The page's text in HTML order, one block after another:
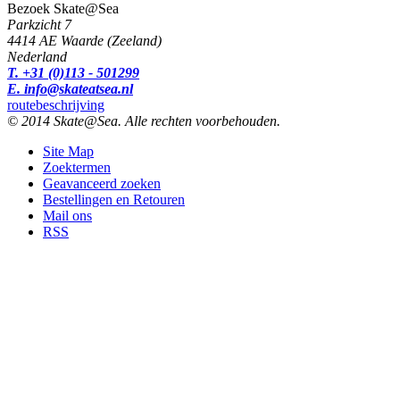
Bezoek Skate@Sea
Parkzicht 7
4414 AE Waarde (Zeeland)
Nederland
T. +31 (0)113 - 501299
E. info@skateatsea.nl
routebeschrijving
© 2014 Skate@Sea. Alle rechten voorbehouden.
Site Map
Zoektermen
Geavanceerd zoeken
Bestellingen en Retouren
Mail ons
RSS